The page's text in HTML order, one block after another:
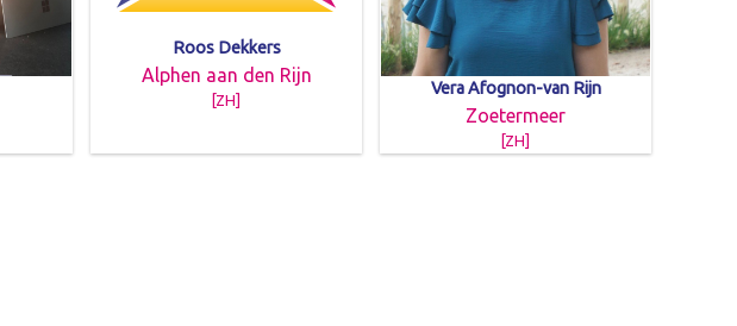
Roos Dekkers
Alphen aan den Rijn
[ZH]
Vera Afognon-van Rijn
Zoetermeer
[ZH]